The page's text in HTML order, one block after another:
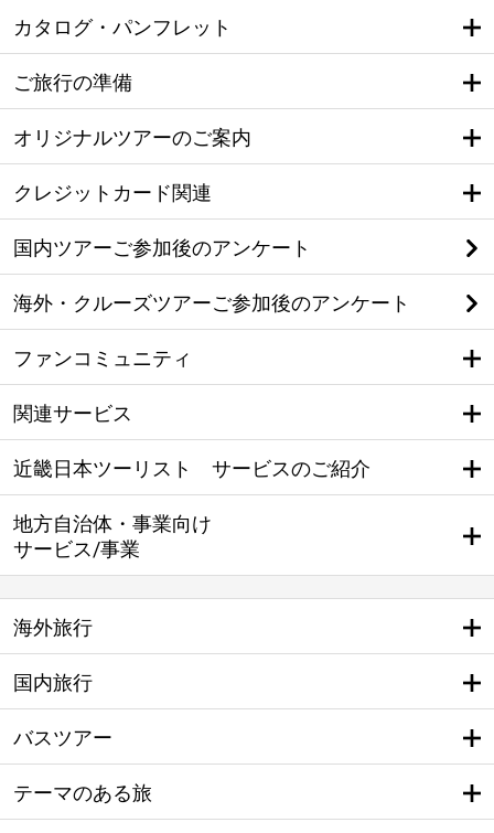
カタログ・パンフレット
ご旅行の準備
オリジナルツアーのご案内
クレジットカード関連
国内ツアーご参加後のアンケート
海外・クルーズツアーご参加後のアンケート
ファンコミュニティ
関連サービス
近畿日本ツーリスト サービスのご紹介
地方自治体・事業向け
サービス/事業
海外旅行
国内旅行
バスツアー
テーマのある旅